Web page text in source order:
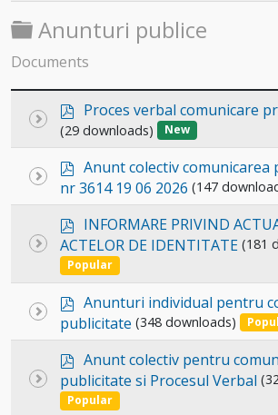
Folder
Anunturi publice
Documents
Select
item
p
d
Proces verbal comunicare
(29 downloads) New
Select
an
p
d
f
Anunt colectiv comunicarea
nr 3614 19 06 2026 (147
Select
p
d
f
INFORMARE PRIVIND
ACTELOR DE IDENTITATE (181
Popular
Select
an
p
d
f
Anunturi individual pentru
publicitate (348 downloads)
Select
p
d
f
Anunt colectiv pentru
publicitate si Procesul Verbal
Popular